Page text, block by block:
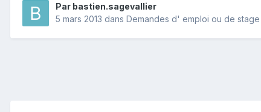
Par bastien.sagevallier
5 mars 2013 dans Demandes d' emploi ou de